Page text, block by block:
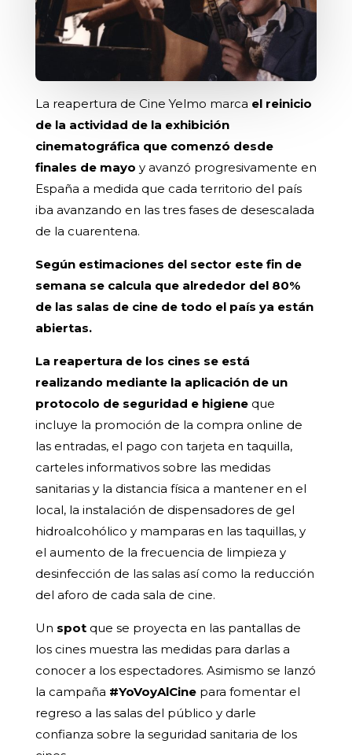
La reapertura de Cine Yelmo marca el reinicio
de la actividad de la exhibición
cinematográfica que comenzó desde
finales de mayo y avanzó progresivamente en
España a medida que cada territorio del país
iba avanzando en las tres fases de desescalada
de la cuarentena.
Según estimaciones del sector este fin de
semana se calcula que alrededor del 80%
de las salas de cine de todo el país ya están
abiertas.
La reapertura de los cines se está
realizando mediante la aplicación de un
protocolo de seguridad e higieneque
incluye la promoción de la compra online de
las entradas, el pago con tarjeta en taquilla,
carteles informativos sobre las medidas
sanitarias y la distancia física a mantener en el
local, la instalación de dispensadores de gel
hidroalcohólico y mamparas en las taquillas, y
el aumento de la frecuencia de limpieza y
desinfección de las salas así como la reducción
del aforo de cada sala de cine.
Un spotque se proyecta en las pantallas de
los cines muestra las medidas para darlas a
conocer a los espectadores. Asimismo se lanzó
la campaña #YoVoyAlCinepara fomentar el
regreso a las salas del público y darle
confianza sobre la seguridad sanitaria de los